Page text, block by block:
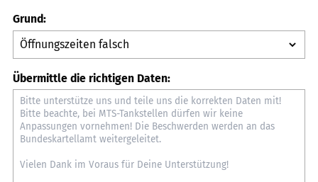
Grund:
Übermittle die richtigen Daten: